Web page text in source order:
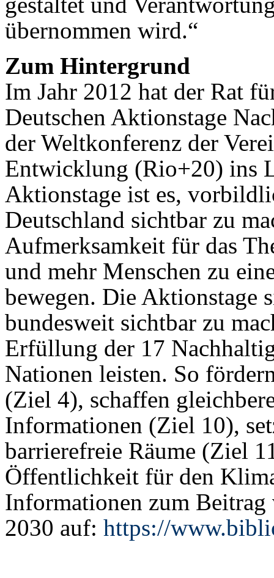
übernommen wird.“
Zum Hintergrund
Im Jahr 2012 hat der Rat
Deutschen Aktionstage
der Weltkonferenz der
Entwicklung (Rio+20) ins
Aktionstage ist es,
Deutschland sichtbar zu
Aufmerksamkeit für das
und mehr Menschen zu
bewegen. Die Aktionstage
bundesweit sichtbar zu
Erfüllung der 17
Nationen leisten. So
(Ziel 4), schaffen
Informationen (Ziel 10),
barrierefreie Räume (Ziel
Öffentlichkeit für den
Informationen zum
2030 auf: https://